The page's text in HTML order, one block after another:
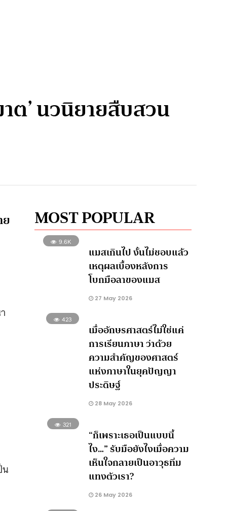
ต’ นวนิยายสืบสวน
น
MOST POPULAR
9.6K
แมสเกินไป งั้นไม่ชอบแล้ว
เหตุผลเบื้องหลังการ
โบกมือลาของแมส
27 May 2026
423
เมื่ออักษรศาสตร์ไม่ใช่แค่
การเรียนภาษา ว่าด้วย
ความสำคัญของศาสตร์
แห่งภาษาในยุคปัญญา
ประดิษฐ์
28 May 2026
321
“ก็เพราะเธอเป็นแบบนี้
ไง…” รับมือยังไงเมื่อความ
เห็นใจกลายเป็นอาวุธทิ่ม
แทงตัวเรา?
26 May 2026